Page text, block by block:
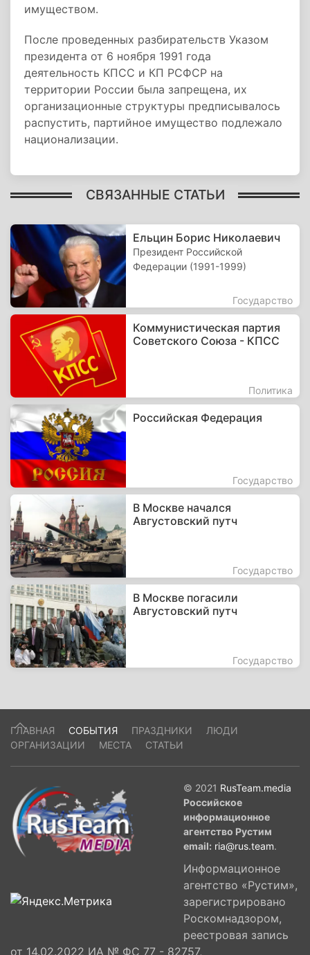
имуществом.
После проведенных разбирательств Указом
президента от 6 ноября 1991 года
деятельность КПСС и КП РСФСР на
территории России была запрещена, их
организационные структуры предписывалось
распустить, партийное имущество подлежало
национализации.
СВЯЗАННЫЕ СТАТЬИ
Ельцин Борис Николаевич
Президент Российской
Федерации (1991-1999)
Государство
Коммунистическая партия
Советского Союза - КПСС
Политика
Российская Федерация
Государство
В Москве начался
Августовский путч
Государство
В Москве погасили
Августовский путч
Государство
ГЛАВНАЯ СОБЫТИЯ ПРАЗДНИКИ
ЛЮДИ
ОРГАНИЗАЦИИ
МЕСТА СТАТЬИ
© 2021 RusTeam.media
Российское
информационное
агентство Рустим
email: ria@rus.team.
Информационное
агентство «Рустим»,
зарегистрировано
Роскомнадзором,
реестровая запись
от 14.02.2022 ИА № ФС 77 - 82757,